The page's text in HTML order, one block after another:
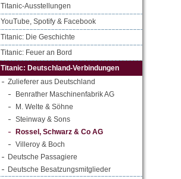
Titanic-Ausstellungen
YouTube, Spotify & Facebook
Titanic: Die Geschichte
Titanic: Feuer an Bord
Titanic: Deutschland-Verbindungen
Zulieferer aus Deutschland
Benrather Maschinenfabrik AG
M. Welte & Söhne
Steinway & Sons
Rossel, Schwarz & Co AG
Villeroy & Boch
Deutsche Passagiere
Deutsche Besatzungsmitglieder